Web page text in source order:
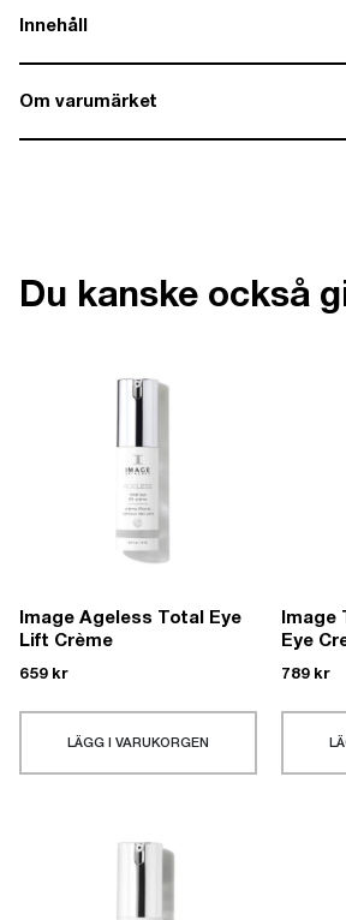
Innehåll
Om varumärket
Du kanske också
Image Ageless Total Eye
Lift Crème
659 kr
LÄGG I VARUKORGEN
Image
Eye
789 kr